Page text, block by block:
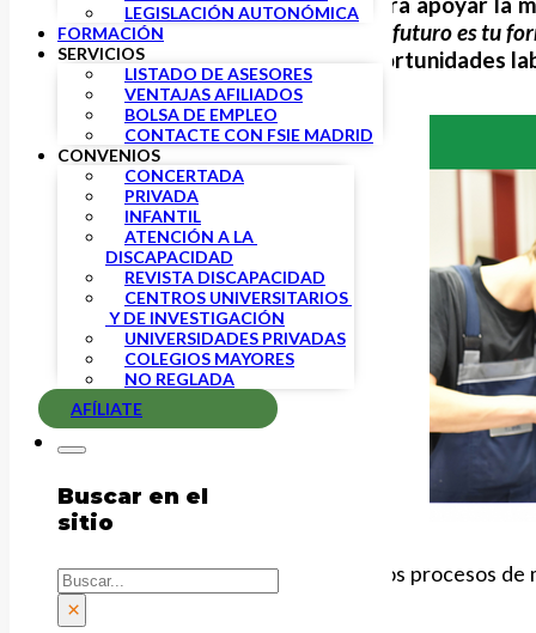
LEGISLACIÓN AUTONÓMICA
FORMACIÓN
SERVICIOS
LISTADO DE ASESORES
VENTAJAS AFILIADOS
BOLSA DE EMPLEO
CONTACTE CON FSIE MADRID
CONVENIOS
CONCERTADA
PRIVADA
INFANTIL
ATENCIÓN A LA
DISCAPACIDAD
REVISTA DISCAPACIDAD
CENTROS UNIVERSITARIOS
Y DE INVESTIGACIÓN
UNIVERSIDADES PRIVADAS
COLEGIOS MAYORES
NO REGLADA
AFÍLIATE
Buscar en el
sitio
Buscar
×
el lema «El siguiente paso para tu futuro es tu
educativa como garantía de oportunidades
Varias CCAA de España abren ya los procesos
del mercado laboral.